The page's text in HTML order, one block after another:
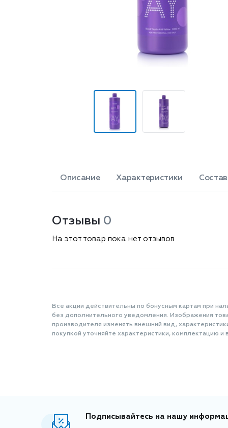
Описание Характеристики Состав
Отзывы 0
На этот товар пока нет отзывов
Все акции действительны по бонусным картам при
без дополнительного уведомления. Изображения
производителя изменять внешний вид,
покупкой уточняйте характеристики, комплектацию
Подписывайтесь на нашу